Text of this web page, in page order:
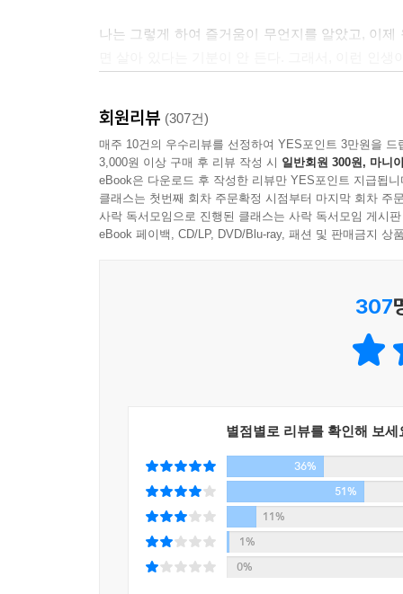
감성이 섬세하게 살아나는 청춘 소설이다. 짧
감성 세계를 만날 수 있다.
나는 그렇게 하여 즐거움이 무언지를 알았고, 이
--- p.80
정말 홀로서기를 하고 싶은 사람은, 뭘 기르는 게
야.......(중략) 하지만 인생이란 정말 한번은 절망
려......(중략) 싫은 일은 썩어날 정도로 많고, 길은
원하지 못한다. 그런데도 이 사람은 황혼녘의 햇
유이치가 말했다. 이제 혼자서 그 방으로 돌아가
'뭣? 난 별론데. 맛있어. 그거?'
'나도 청어알 절인 거 말고는 별로야.'
'그럼 그걸로 사지 뭐.'
나는 웃으며 차 문을 열었다. 순간, 따뜻한 차 안으
'앗, 추워!'
회원리뷰 (307건)
매주 10건의 우수리뷰를 선정하여 YES포인트 3만원을 드
3,000원 이상 구매 후 리뷰 작성 시 일반회원 300원, 마니
eBook은 다운로드 후 작성한 리뷰만 YES포인트 지급됩니
클래스는 첫번째 회차 주문확정 시점부터 마지막 회차 주
사락 독서모임으로 진행된 클래스는 사락 독서모임 게시
eBook 페이백, CD/LP, DVD/Blu-ray, 패션 및 판매금지 상
307
별점별로 리뷰를 확인해 보세
36%
51%
11%
1%
0%